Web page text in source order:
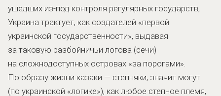
ушедших из-под контроля регулярных государств,
Украина трактует, как создателей «первой
украинской государственности», выдавая
за таковую разбойничьи логова (сечи)
на сложнодоступных островах «за порогами».
По образу жизни казаки — степняки, значит могут
(по украинской «логике»), как любое степное племя,